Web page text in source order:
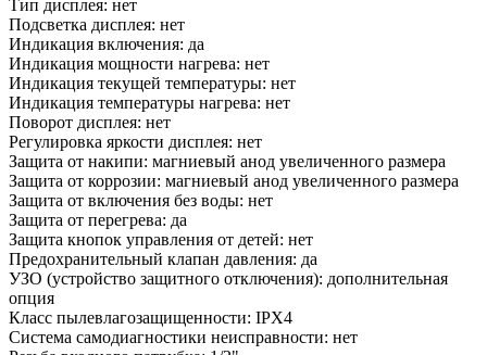
Тип дисплея: нет
Подсветка дисплея: нет
Индикация включения: да
Индикация мощности нагрева: нет
Индикация текущей температуры: нет
Индикация температуры нагрева: нет
Поворот дисплея: нет
Регулировка яркости дисплея: нет
Защита от накипи: магниевый анод увеличенного размера
Защита от коррозии: магниевый анод увеличенного размера
Защита от включения без воды: нет
Защита от перегрева: да
Защита кнопок управления от детей: нет
Предохранительный клапан давления: да
УЗО (устройство защитного отключения): дополнительная
опция
Класс пылевлагозащищенности: IPX4
Система самодиагностики неисправности: нет